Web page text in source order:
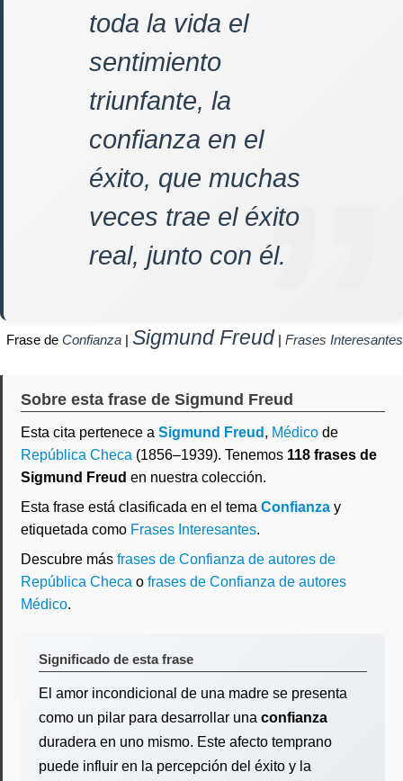
toda la vida el
sentimiento
triunfante, la
confianza en el
éxito, que muchas
veces trae el éxito
real, junto con él.
Frase de Confianza | Sigmund Freud | Frases Interesantes
Sobre esta frase de Sigmund Freud
Esta cita pertenece a Sigmund Freud , Médico de
República Checa (1856–1939). Tenemos 118 frases de
Sigmund Freud en nuestra colección.
Esta frase está clasificada en el tema Confianza y
etiquetada como Frases Interesantes.
Descubre más frases de Confianza de autores de
República Checa o frases de Confianza de autores
Médico.
Significado de esta frase
El amor incondicional de una madre se presenta
como un pilar para desarrollar una confianza
duradera en uno mismo. Este afecto temprano
puede influir en la percepción del éxito y la